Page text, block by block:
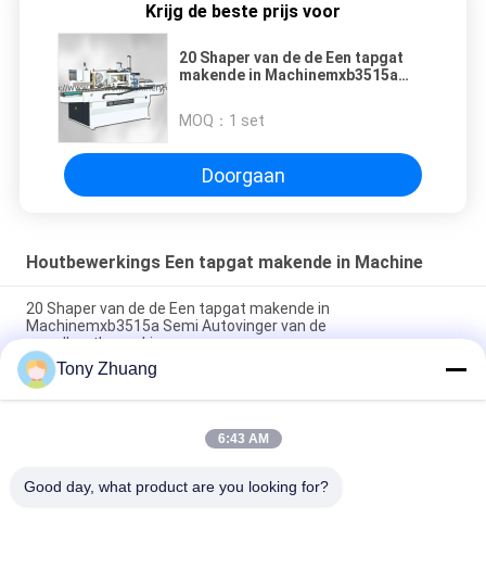
Krijg de beste prijs voor
20 Shaper van de de Een tapgat
makende in Machinemxb3515a
graadhoutbewerking
MOQ： 1 set
Doorgaan
Houtbewerkings Een tapgat makende in Machine
20 Shaper van de de Een tapgat makende in
Machinemxb3515a Semi Autovinger van de
graadhoutbewerking
de Boormachine van 20D Mortiser, Machine van de de
Ashoutbewerking van MS362B de Verticale Enige
2840r/de Vinger Gezamenlijke Shaper van Min Woodworking
Tony Zhuang
6:43 AM
Good day, what product are you looking for?